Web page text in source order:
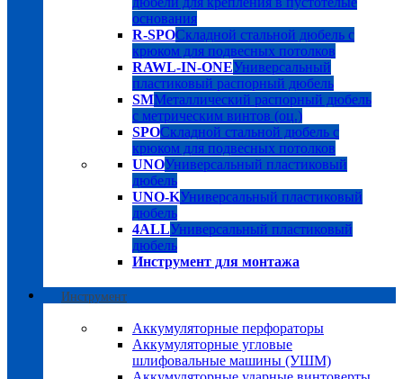
основания
R-SPOСкладной стальной дюбель с
крюком для подвесных потолков
RAWL-IN-ONEУниверсальный
пластиковый распорный дюбель
SMМеталлический распорный дюбель
с метрическим винтов (оц.)
SPOСкладной стальной дюбель с
крюком для подвесных потолков
UNOУниверсальный пластиковый
дюбель
UNO-KУниверсальный пластиковый
дюбель
4ALLУниверсальный пластиковый
дюбель
Инструмент для монтажа
Инструмент
Аккумуляторные перфораторы
Аккумуляторные угловые
шлифовальные машины (УШМ)